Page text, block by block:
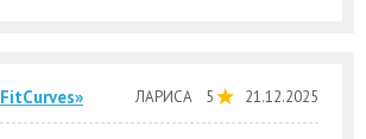
ЛАРИСА 5 21.12.2025